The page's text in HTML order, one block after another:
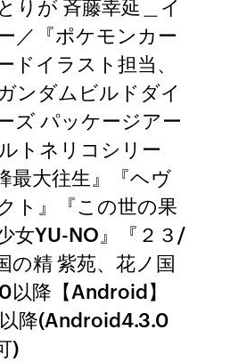
りが 斉藤幸延＿イ
／『ポケモンカー
ドイラスト担当、
ンダムビルドダイ
ズ パッケージアー
トネリコシリー
最大往生』『ヘヴ
ト』『この世の果
女YU-NO』『２３/
の精 紫苑、花ノ国
以降【Android】
降(Android4.3.0
)